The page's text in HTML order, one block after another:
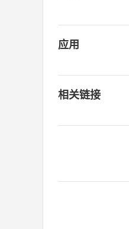
应用
相关链接